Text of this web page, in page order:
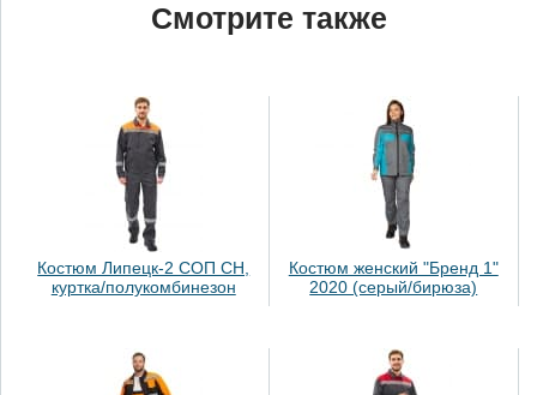
Смотрите также
Костюм Липецк-2 СОП СН,
куртка/полукомбинезон
Костюм женский "Бренд 1"
2020 (серый/бирюза)